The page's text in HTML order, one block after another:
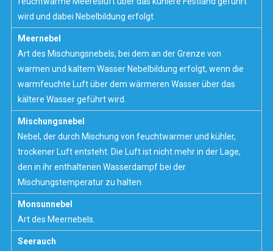
wird und dabei Nebelbildung erfolgt.
Meernebel
Art des Mischungsnebels, bei dem an der Grenze von
warmen und kaltem Wasser Nebelbildung erfolgt, wenn die
warmfeuchte Luft über dem wärmeren Wasser über das
kältere Wasser geführt wird.
Mischungsnebel
Nebel, der durch Mischung von feuchtwarmer und kühler,
trockener Luft entsteht. Die Luft ist nicht mehr in der Lage,
den in ihr enthaltenen Wasserdampf bei der
Mischungstemperatur zu halten.
Monsunnebel
Art des Meernebels.
Seerauch